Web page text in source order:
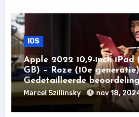
IOS
Apple 2022 10,9-inch iPad
GB) – Roze (10e generatie)
Gedetailleerde
Marcel Szillinsky nov 18,